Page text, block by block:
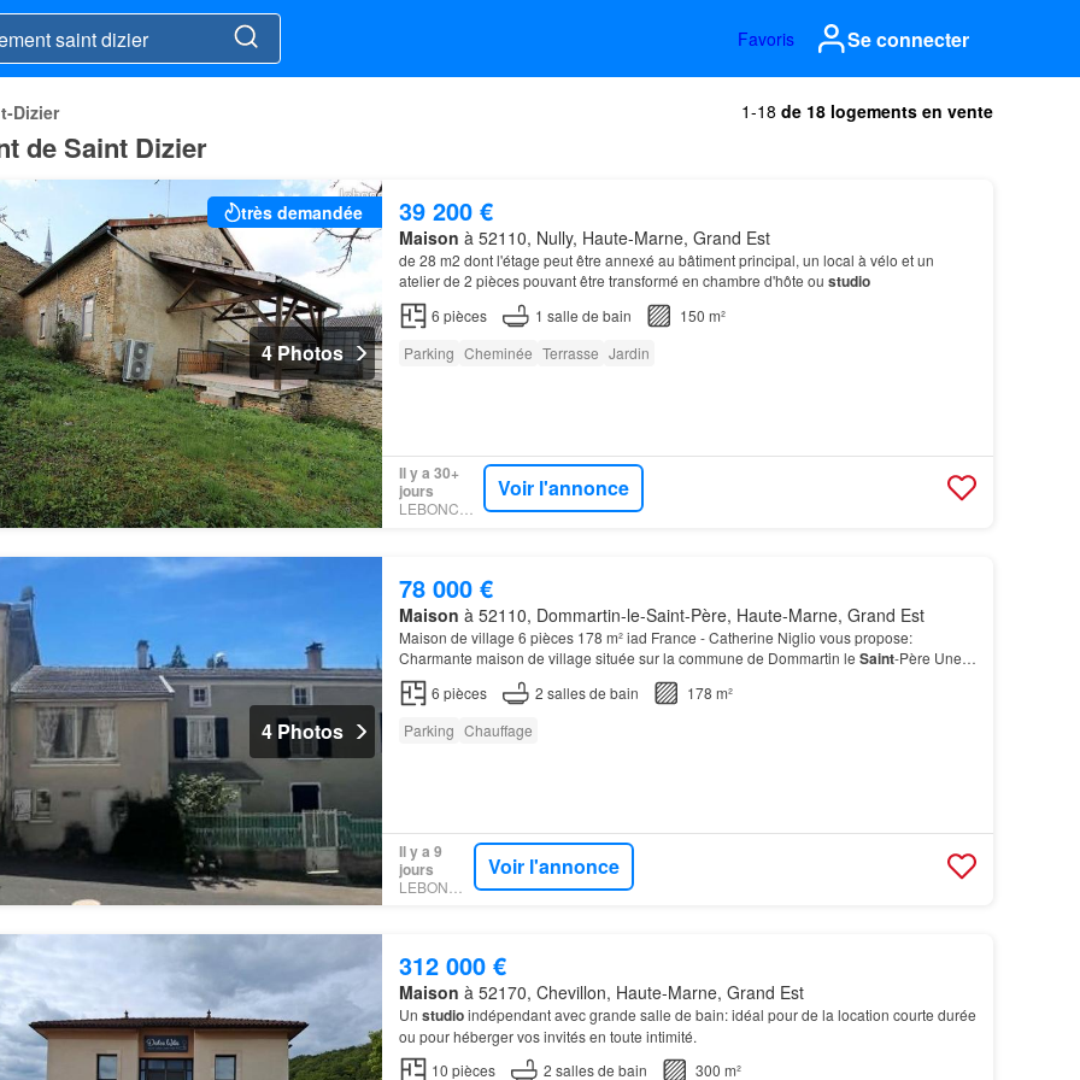
Favoris Se connecter
Dizier 1-18 de 18 logements en vente
de Saint Dizier
très demandée
4 Photos
39 200 €
Maison à 52110, Nully, Haute-Marne, Grand Est
de 28 m2 dont l'étage peut être annexé au bâtiment principal, un local à vélo et un
atelier de 2 pièces pouvant être transformé en chambre d'hôte ou studio
6 pièces 1 salle de bain
150 m²
Parking Cheminée Terrasse Jardin
Il y a 30+
jours
LEBONCOIN
Voir l'annonce
4 Photos
78 000 €
Maison à 52110, Dommartin-le-Saint-Père, Haute-Marne, Grand Est
Maison de village 6 pièces 178 m² iad France - Catherine Niglio vous propose:
Charmante maison de village située sur la commune de Dommartin le Saint-Père Une
jolie salle de bains, un garage, un atelier, 2 caves et terrain d'…
6 pièces 2 salles de bain
178 m²
Parking Chauffage
Il y a 9
jours
Voir l'annonce
312 000 €
Maison à 52170, Chevillon, Haute-Marne, Grand Est
Un studioindépendant avec grande salle de bain: idéal pour de la location courte durée
ou pour héberger vos invités en toute intimité.
10 pièces 2 salles de bain 300 m²